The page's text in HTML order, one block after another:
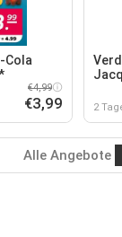
Cola
€4,99
€3,99 2
Alle Angebote